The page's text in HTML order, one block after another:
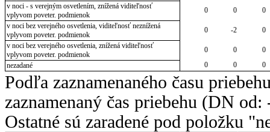
v noci - s verejným osvetlením, znížená viditeľnosť
vplyvom poveter. podmienok
0 0
0
v noci bez verejného osvetlenia, viditeľnosť neznížená
vplyvom poveter. podmienok
0 -2
0
v noci bez verejného osvetlenia, znížená viditeľnosť
vplyvom poveter. podmienok
0 0
0
nezadané
0 0 0
Podľa zaznamenaného času
zaznamenaný čas priebehu (DN
Ostatné sú zaradené pod položku